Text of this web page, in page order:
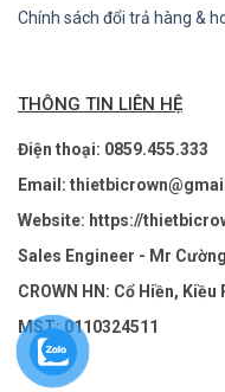
Chính sách đổi trả hàng &
THÔNG TIN LIÊN HỆ
Điện thoại: 0859.455.333
Email:
Website: https://
Sales Engineer - Mr
CROWN HN: Cổ Hiền,
MST: 0110324511